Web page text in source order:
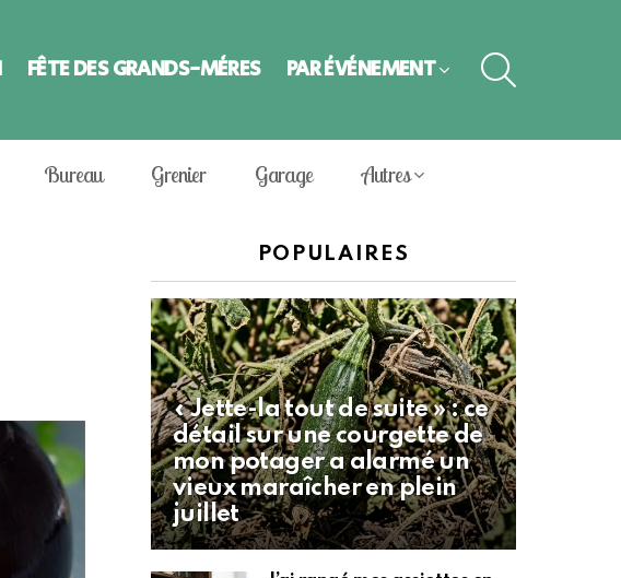
FÊTE DES GRANDS-MÈRES PAR ÉVÈNEMENT
Bureau Grenier Garage Autres
POPULAIRES
« Jette-la tout de suite » : ce
détail sur une courgette de
mon potager a alarmé un
vieux maraîcher en plein
juillet